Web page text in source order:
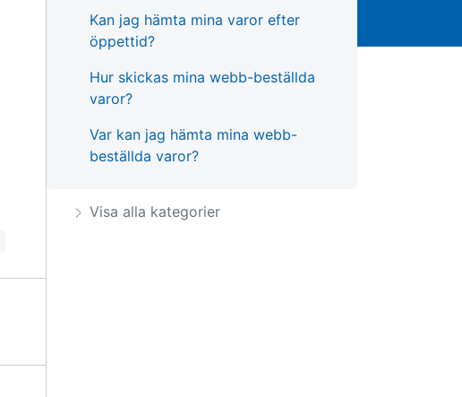
Kan jag hämta mina varor efter
öppettid?
Hur skickas mina webb-beställda
varor?
Var kan jag hämta mina webb-
beställda varor?
Visa alla kategorier